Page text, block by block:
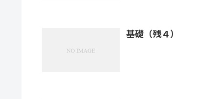
基礎（残４）